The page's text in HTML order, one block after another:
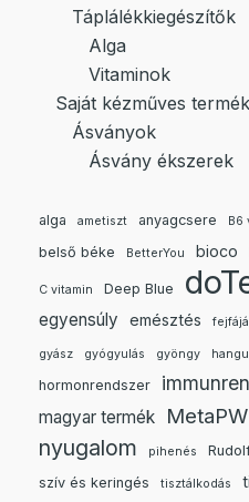
Táplálékkiegészítők
Alga
Vitaminok
Saját kézműves
Ásványok
Ásvány ékszerek
alga ametiszt anyagcsere B6
belső béke
BetterYou bioco
C vitamin Deep Blue
egyensúly emésztés
gyász gyógyulás gyöngy
hormonrendszer
magyar termék
nyugalom pihenés
szív és keringés tisztálkodás